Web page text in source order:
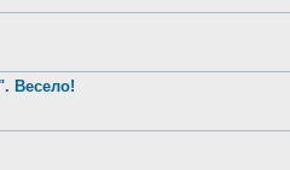
Весело!